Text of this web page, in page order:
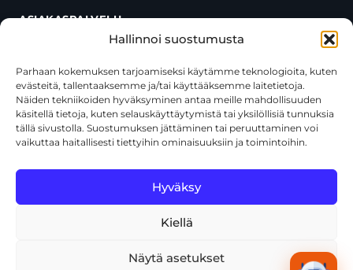
Hallinnoi suostumusta
Parhaan kokemuksen tarjoamiseksi käytämme teknologioita, kuten
evästeitä, tallentaaksemme ja/tai käyttääksemme laitetietoja.
Näiden tekniikoiden hyväksyminen antaa meille mahdollisuuden
käsitellä tietoja, kuten selauskäyttäytymistä tai yksilöllisiä tunnuksia
tällä sivustolla. Suostumuksen jättäminen tai peruuttaminen voi
vaikuttaa haitallisesti tiettyihin ominaisuuksiin ja toimintoihin.
Hyväksy
Kiellä
Näytä asetukset
ASIAKASPALVELU
Oma tili
Maksutavat
Toimitustavat
Usein kysytyt kysymykset
+358 44 270 3795
asiakaspalvelu@toolcat.fi